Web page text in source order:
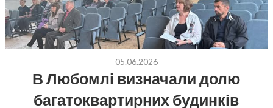
05.06.2026
В Любомлі визначали долю
багатоквартирних будинків